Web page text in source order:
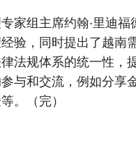
家组主席约翰·里迪
验，同时提出了越南
法规体系的统一性，
与和交流，例如分享
。（完）